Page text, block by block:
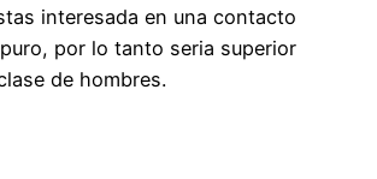
interesada en una contacto
por lo tanto seri­a superior
de hombres.